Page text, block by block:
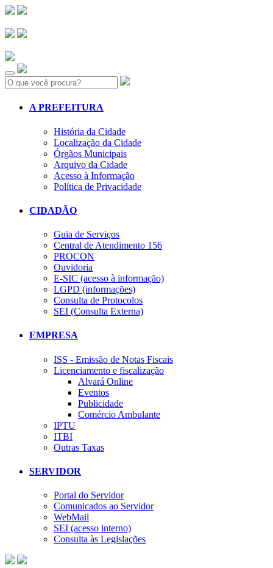
Search:
A PREFEITURA
História da Cidade
Localização da Cidade
Órgãos Municipais
Arquivo da Cidade
Acesso à Informação
Política de Privacidade
CIDADÃO
Guia de Serviços
Central de Atendimento 156
PROCON
Ouvidoria
E-SIC (acesso à informação)
LGPD (informações)
Consulta de Protocolos
SEI (Consulta Externa)
EMPRESA
ISS - Emissão de Notas Fiscais
Licenciamento e fiscalização
Alvará Online
Eventos
Publicidade
Comércio Ambulante
IPTU
ITBI
Outras Taxas
SERVIDOR
Portal do Servidor
Comunicados ao Servidor
WebMail
SEI (acesso interno)
Consulta às Legislações